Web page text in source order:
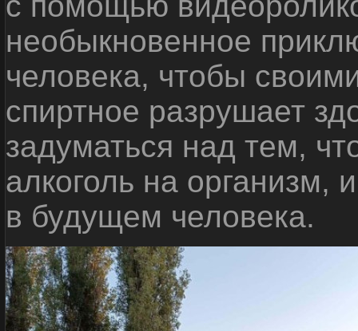
необыкновенное
человека, чтобы
спиртное разрушает
задуматься над тем,
алкоголь на организм,
в будущем человека.